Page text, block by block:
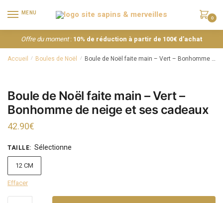
MENU
0
Offre du moment: 10% de réduction à partir de 100€ d’achat
Accueil / Boules de Noël / Boule de Noël faite main – Vert – Bonhomme de neige et ses cadeaux
Boule de Noël faite main – Vert –
Bonhomme de neige et ses cadeaux
42.90€
TAILLE: Sélectionne
12 CM
Effacer